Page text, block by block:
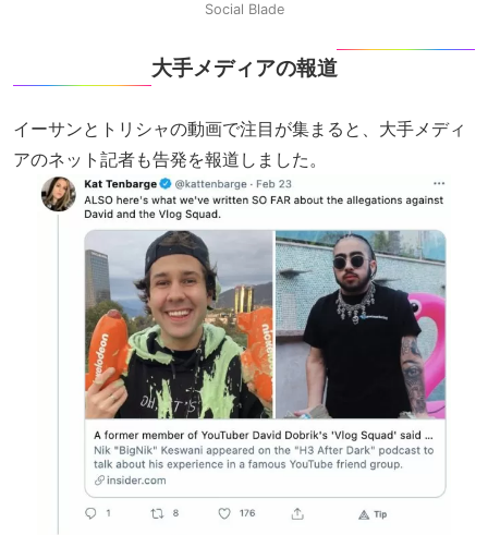
Social Blade
大手メディアの報道
イーサンとトリシャの動画で注目が集まると、大手メディ
アのネット記者も告発を報道しました。